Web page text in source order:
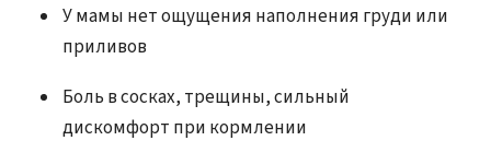
У мамы нет ощущения наполнения груди или
приливов
Боль в сосках, трещины, сильный
дискомфорт при кормлении